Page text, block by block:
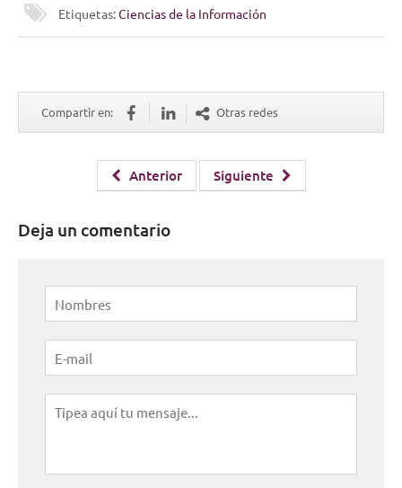
Etiquetas:Ciencias de la Información
Compartir en: Otras redes
Anterior Siguiente
Deja un comentario